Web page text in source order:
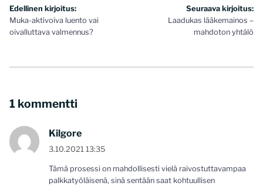
Artikkelien
selaus
Edellinen kirjoitus:
Muka-aktivoiva luento vai
oivalluttava valmennus?
Seuraava kirjoitus:
Laadukas lääkemainos –
mahdoton yhtälö
1 kommentti
Kilgore
3.10.2021 13:35
Tämä prosessi on mahdollisesti vielä raivostuttavampaa
palkkatyöläisenä, sinä sentään saat kohtuullisen